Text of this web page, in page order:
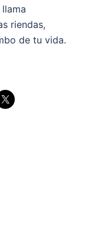
riendas,
de tu vida.